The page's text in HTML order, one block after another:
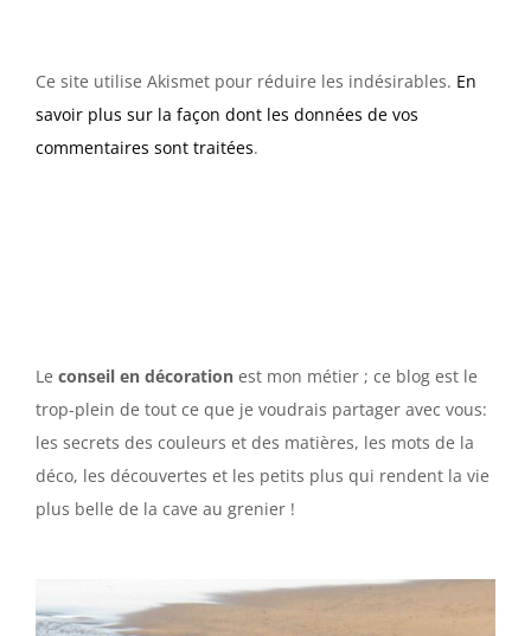
Ce site utilise Akismet pour réduire les indésirables. En
savoir plus sur la façon dont les données de vos
commentaires sont traitées.
Le conseil en décoration est mon métier ; ce blog est le
trop-plein de tout ce que je voudrais partager avec vous:
les secrets des couleurs et des matières, les mots de la
déco, les découvertes et les petits plus qui rendent la vie
plus belle de la cave au grenier !